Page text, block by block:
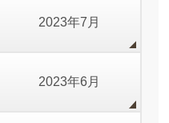
2023年7月
2023年6月